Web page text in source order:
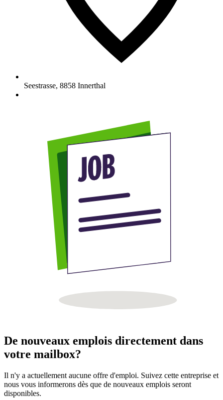
Seestrasse, 8858 Innerthal
De nouveaux emplois directement dans
votre mailbox?
Il n'y a actuellement aucune offre d'emploi. Suivez cette entreprise et
nous vous informerons dès que de nouveaux emplois seront
disponibles.